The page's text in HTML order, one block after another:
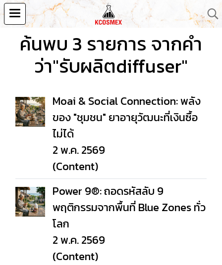
ค้นพบ 3 รายการ จากคำ
ว่า"รับผลิตdiffuser"
Moai & Social Connection: พลัง
ของ "ชุมชน" ยาอายุวัฒนะที่เงินซื้อ
ไม่ได้
2 พ.ค. 2569
(Content)
Power 9®: ถอดรหัสลับ 9
พฤติกรรมจากพื้นที่ Blue Zones ทั่ว
โลก
2 พ.ค. 2569
(Content)